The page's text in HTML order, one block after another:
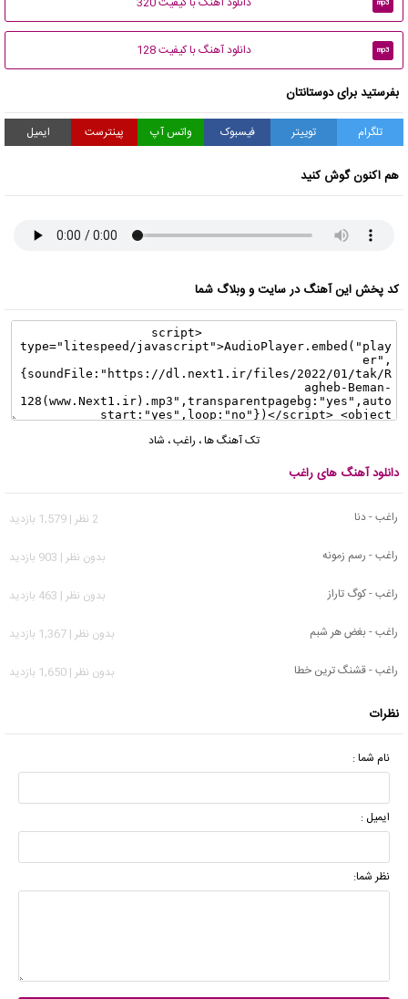
mp3
mp3 دانلود آهنگ با کیفیت 128
بفرستید برای دوستانتان
تلگرام توییتر فیسبوک واتس آپ پینترست ایمیل
هم اکنون گوش کنید
کد پخش این آهنگ در سایت و وبلاگ شما
تک آهنگ ها، راغب، شاد
دانلود آهنگ های راغب
راغب - دنا
2 نظر | 1,579 بازدید
راغب - رسم زمونه
بدون نظر | 903 بازدید
راغب - کوگ تاراز
بدون نظر | 463 بازدید
راغب - بغض هر شبم
بدون نظر | 1,367 بازدید
راغب - قشنگ ترین خطا
بدون نظر | 1,650 بازدید
نظرات
نام شما :
ایمیل :
نظر شما: